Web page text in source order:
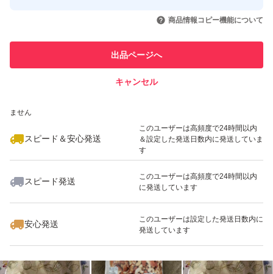
引を完了させた実績があります
での取引実績があります
ません
スピード＆安心発送
このユーザーは高頻度で24時間以内
＆設定した発送日数内に発送していま
す
スピード発送
このユーザーは高頻度で24時間以内
に発送しています
安心発送
このユーザーは設定した発送日数内に
発送しています
商品情報コピー機能について
出品ページへ
キャンセル
いいね！
777